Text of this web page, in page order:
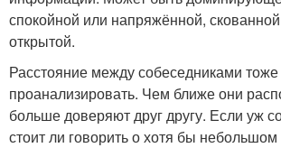
спокойной или напряжённой,
открытой.
Расстояние между собеседниками
проанализировать. Чем ближе они
больше доверяют друг другу. Если уж
стоит ли говорить о хотя бы